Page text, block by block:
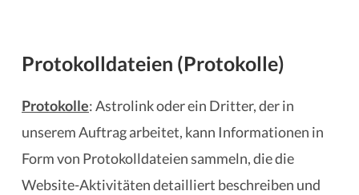
Protokolldateien (Protokolle)
Protokolle: Astrolink oder ein Dritter, der in
unserem Auftrag arbeitet, kann Informationen in
Form von Protokolldateien sammeln, die die
Website-Aktivitäten detailliert beschreiben und